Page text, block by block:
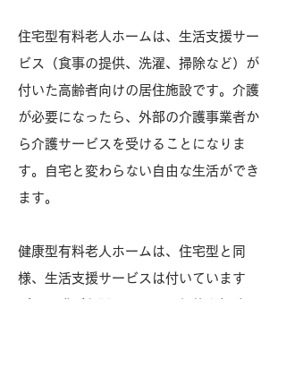
住宅型有料老人ホームは、生活支援サー
ビス（食事の提供、洗濯、掃除など）が
付いた高齢者向けの居住施設です。介護
が必要になったら、外部の介護事業者か
ら介護サービスを受けることになりま
す。自宅と変わらない自由な生活ができ
ます。
健康型有料老人ホームは、住宅型と同
様、生活支援サービスは付いています